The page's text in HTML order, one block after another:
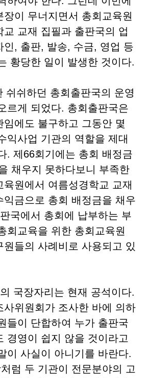
장이 무너지면서 총회교육원
교 교재 집필과 출판국의 업
인, 출판, 발송, 수금, 영업 등
황당한 일이 발생한 것이다.
쉬하던 총회출판국의 운영
르게 되었다. 총회출판국은
임에도 불구하고 그동안 몇
익사업 기관의 역할을 제대
. 제66회기에는 총회 배정금
채우지 못하다보니 부족한
육원에서 여름성경학교 교재
익금으로 총회 배정금을 채우
국에서 총회에 납부하는 부
회교육을 위한 총회교육원
원들의 사례비로 사용되고 있
국장자리는 현재 공석이다.
사위원회가 조사한 바에 의하
들이 단합하여 누가 출판국
경영이 쉽지 않을 것이라고
이 사실이 아니기를 바란다.
럼 두 기관이 전문분야의 고